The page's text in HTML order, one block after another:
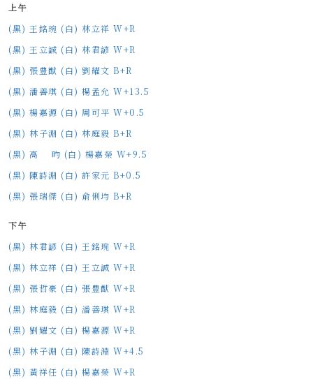
上午
(黑) 王銘琬 (白) 林立祥 W+R
(黑) 王立誠 (白) 林君諺 W+R
(黑) 張豊猷 (白) 劉耀文 B+R
(黑) 潘善琪 (白) 楊孟允 W+13.5
(黑) 楊嘉源 (白) 周可平 W+0.5
(黑) 林子淵 (白) 林庭毅 B+R
(黑) 高 昀 (白) 楊嘉榮 W+9.5
(黑) 陳詩淵 (白) 許家元 B+0.5
(黑) 張瑞傑 (白) 俞俐均 B+R
下午
(黑) 林君諺 (白) 王銘琬 W+R
(黑) 林立祥 (白) 王立誠 W+R
(黑) 張哲豪 (白) 張豊猷 W+R
(黑) 林庭毅 (白) 潘善琪 W+R
(黑) 劉耀文 (白) 楊嘉源 W+R
(黑) 林子淵 (白) 陳詩淵 W+4.5
(黑) 黃祥任 (白) 楊嘉榮 W+R